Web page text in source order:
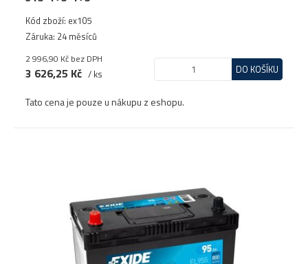
Kód zboží: ex105
Záruka: 24 měsíců
2 996,90 Kč bez DPH
3 626,25 Kč / ks DO KOŠÍKU
Tato cena je pouze u nákupu z eshopu.